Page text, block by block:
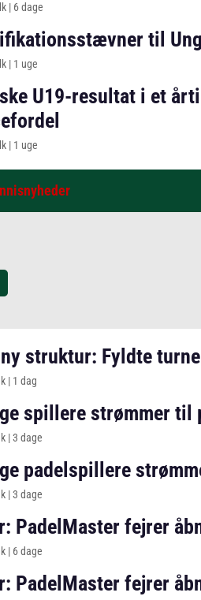
| 6 dage
til
| 1 uge
U19-resultat i et
| 1 uge
struktur: Fyldte
| 1 dag
spillere strømmer
|3 dage
padelspillere
|3 dage
PadelMaster fejrer
| 6 dage
PadelMaster fejrer